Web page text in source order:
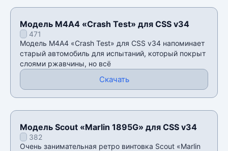
Модель М4А4 «Crash Test» для CSS v34
471
Модель М4А4 «Crash Test» для CSS v34 напоминает
старый автомобиль для испытаний, который покрыт
слоями ржавчины, но всё
Скачать
Модель Scout «Marlin 1895G» для CSS v34
382
Очень занимательная ретро винтовка Scout «Marlin